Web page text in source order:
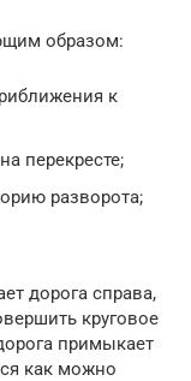
образом:
к
перекресте;
разворота;
дорога справа,
круговое
примыкает
как можно